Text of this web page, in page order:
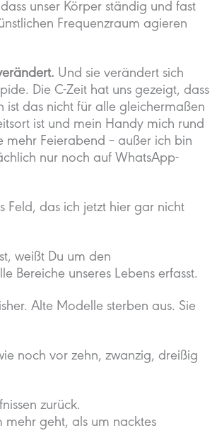
unser Körper ständig und fast
Frequenzraum agieren
Und sie verändert sich
Die C-Zeit hat uns gezeigt, dass
das nicht für alle gleichermaßen
ist und mein Handy mich rund
Feierabend – außer ich bin
nur noch auf WhatsApp-
Feld, das ich jetzt hier gar nicht
weißt Du um den
Bereiche unseres Lebens erfasst.
Alte Modelle sterben aus. Sie
noch vor zehn, zwanzig, dreißig
zurück.
mehr geht, als um nacktes